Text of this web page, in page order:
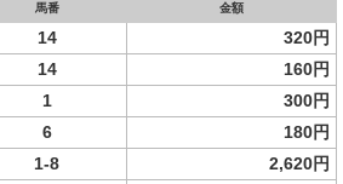
馬番 金額
14 320円
14
160円
1
300円
6
180円
1-8
2,620円